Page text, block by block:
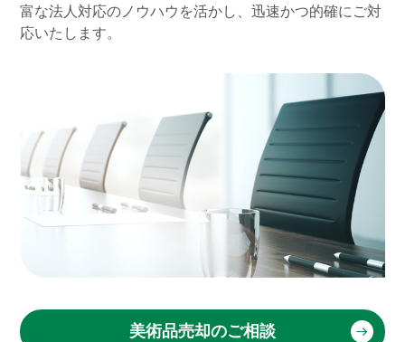
富な法人対応のノウハウを活かし、迅速かつ的確にご対
応いたします。
美術品売却のご相談